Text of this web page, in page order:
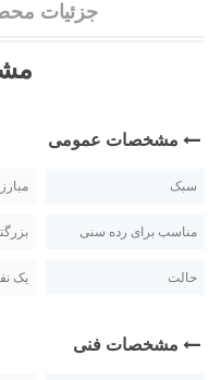
جزئیات
مشخصات عمومی
سبک
مناسب برای رده سنی بزرگتر
حالت یک
مشخصات فنی